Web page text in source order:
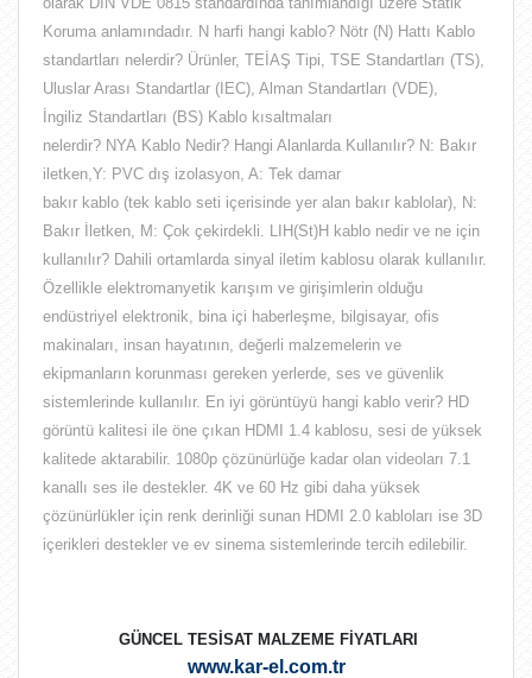
Koruma anlamındadır. N harfi hangi kablo? Nötr (N) Hattı Kablo
standartları nelerdir? Ürünler, TEİAŞ Tipi, TSE Standartları (TS),
Uluslar Arası Standartlar (IEC), Alman Standartları (VDE),
İngiliz Standartları (BS) Kablo kısaltmaları
nelerdir? NYA Kablo Nedir? Hangi Alanlarda Kullanılır? N: Bakır
iletken,Y: PVC dış izolasyon, A: Tek damar
bakır kablo (tek kablo seti içerisinde yer alan bakır kablolar), N:
Bakır İletken, M: Çok çekirdekli. LIH(St)H kablo nedir ve ne için
kullanılır? Dahili ortamlarda sinyal iletim kablosu olarak kullanılır.
Özellikle elektromanyetik karışım ve girişimlerin olduğu
endüstriyel elektronik, bina içi haberleşme, bilgisayar, ofis
makinaları, insan hayatının, değerli malzemelerin ve
ekipmanların korunması gereken yerlerde, ses ve güvenlik
sistemlerinde kullanılır. En iyi görüntüyü hangi kablo verir? HD
görüntü kalitesi ile öne çıkan HDMI 1.4 kablosu, sesi de yüksek
kalitede aktarabilir. 1080p çözünürlüğe kadar olan videoları 7.1
kanallı ses ile destekler. 4K ve 60 Hz gibi daha yüksek
çözünürlükler için renk derinliği sunan HDMI 2.0 kabloları ise 3D
içerikleri destekler ve ev sinema sistemlerinde tercih edilebilir.
GÜNCEL TESİSAT MALZEME FİYATLARI
www.kar-el.com.tr